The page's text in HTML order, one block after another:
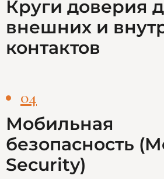
Круги доверия
внешних и
контактов
04
Мобильная
безопасность
Security)